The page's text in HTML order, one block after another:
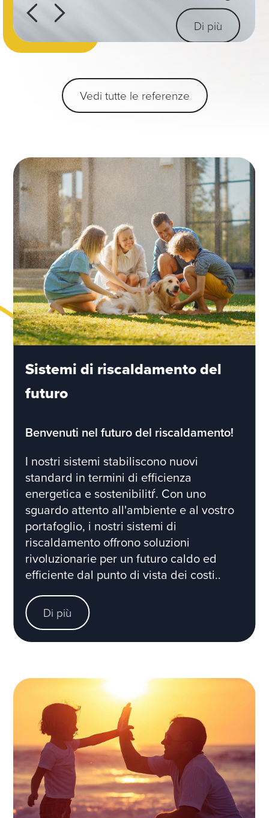
Di più
Di più
Di più
Vedi tutte le referenze
Sistemi di riscaldamento del
futuro
Benvenuti nel futuro del riscaldamento!
I nostri sistemi stabiliscono nuovi
standard in termini di efficienza
energetica e sostenibilitŕ. Con uno
sguardo attento all'ambiente e al vostro
portafoglio, i nostri sistemi di
riscaldamento offrono soluzioni
rivoluzionarie per un futuro caldo ed
efficiente dal punto di vista dei costi..
Di più